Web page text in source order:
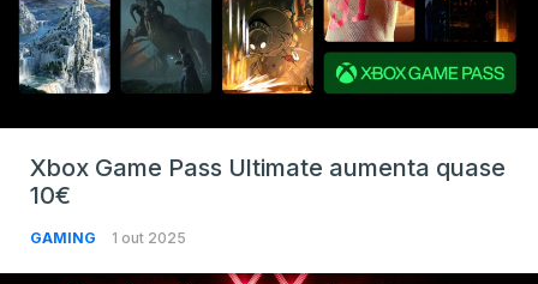
Xbox Game Pass Ultimate aumenta quase
10€
GAMING 1 out 2025